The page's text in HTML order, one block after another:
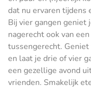
dat nu ervaren tijdens
Bij vier gangen geniet
nagerecht ook van
tussengerecht. Geniet
en laat je drie of vier
een gezellige avond
vrienden. Smakelijk